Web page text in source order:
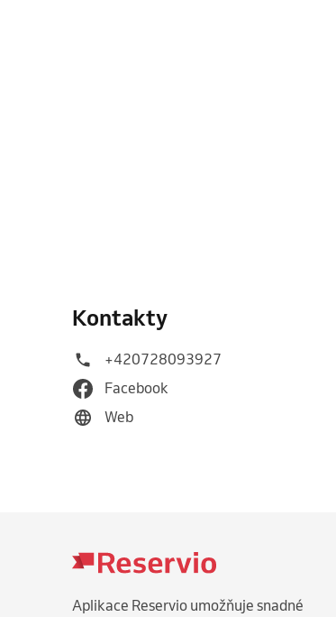
Kontakty
+420728093927
Facebook
Web
Aplikace Reservio umožňuje snadné